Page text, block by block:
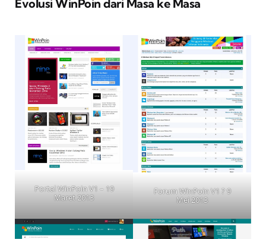
Evolusi WinPoin dari Masa ke Masa
Portal WinPoin V1 – 19
Maret 2013
Forum WinPoin V1 ? 9
Mei 2013